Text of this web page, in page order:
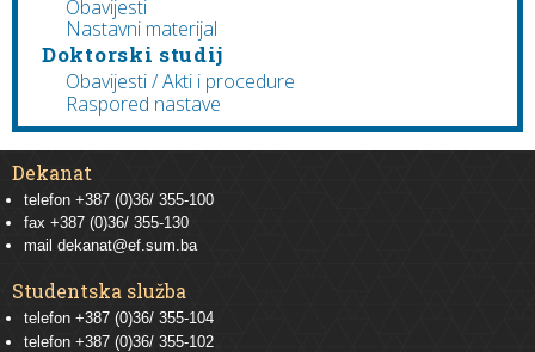
Obavijesti
Nastavni materijal
Doktorski studij
Obavijesti / Akti i procedure
Raspored nastave
Dekanat
telefon +387 (0)36/ 355-100
fax +387 (0)36/ 355-130
mail dekanat@ef.sum.ba
Studentska služba
telefon +387 (0)36/ 355-104
telefon +387 (0)36/ 355-102